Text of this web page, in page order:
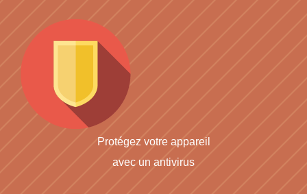
Protégez votre appareil
avec un antivirus